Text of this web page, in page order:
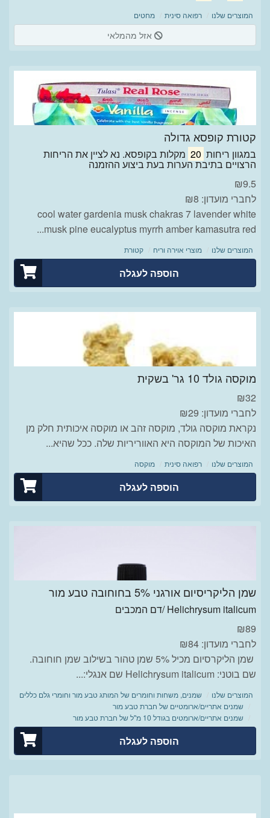
המוצרים שלנו רפואה סינית מחטים
אזל מהמלאי
קטורת קופסא גדולה
במגוון ריחות 20 מקלות בקופסא. נא לציין את הריחות
הרצויים בתיבת הערות בעת ביצוע ההזמנה
₪9.5
לחברי מועדון: ₪8
cool water gardenia musk chakras 7 lavender white
musk pine eucalyptus myrrh amber kamasutra red...
המוצרים שלנו מוצרי אוירה וריח קטורת
הוספה לעגלה
מוקסה גולד 10 גר' בשקית
₪32
לחברי מועדון: ₪29
נקראת מוקסה גולד, מוקסה זהב או מוקסה איכותית חלק מן
האיכות של המוקסה היא האווריריות שלה. ככל שהיא...
המוצרים שלנו רפואה סינית מוקסה
הוספה לעגלה
שמן הליקריסיום אורגני 5% בחוחובה טבע מור
Helichrysum italicum /דם המכבים
₪89
לחברי מועדון: ₪84
שמן הליקרסיום מכיל 5% שמן טהור בשילוב שמן חוחובה.
שם בוטני: Helichrysum italicum שם אנגלי:...
המוצרים שלנו
שמנים, משחות וחומרים של המותג טבע מור וחומרי גלם כללים
שמנים אתריים/ארומטיים של חברת טבע מור
שמנים אתריים/ארומטים בגודל 10 מ"ל של חברת טבע מור
הוספה לעגלה